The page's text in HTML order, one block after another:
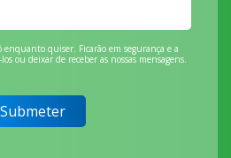
enquanto quiser. Ficarão em segurança e a
ou deixar de receber as nossas mensagens.